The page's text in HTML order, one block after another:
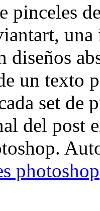
pinceles
una
diseños
un texto
set de
del post
photoshop